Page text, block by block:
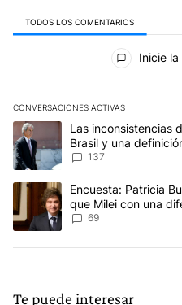
TODOS LOS COMENTARIOS
Todos los comentarios
Inicie
CONVERSACIONES ACTIVAS
Este listado muestra los
Un artículo de tendencia con
Las inconsistencias
Brasil y una
concepto antiguo"
137
Un artículo de tendencia con
Encuesta: Patricia
que Milei con una
negativa
69